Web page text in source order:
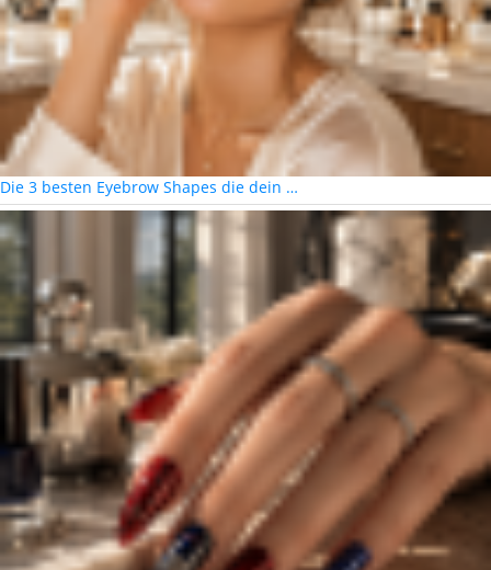
Die 3 besten Eyebrow Shapes die dein …